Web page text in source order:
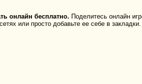
онлайн бесплатно. Поделитесь онлайн
или просто добавьте ее себе в закладки.